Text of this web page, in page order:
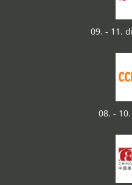
09. - 11.
08. -